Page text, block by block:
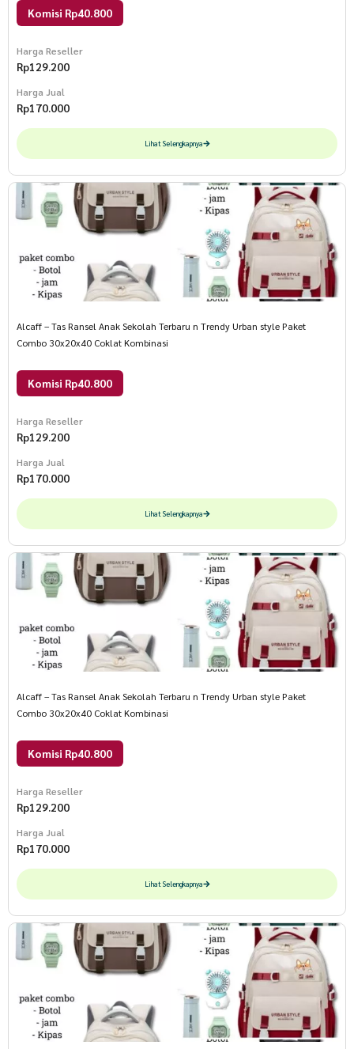
Komisi Rp40.800
Harga Reseller
Rp129.200
Harga Jual
Rp170.000
Lihat Selengkapnya
Alcaff – Tas Ransel Anak Sekolah Terbaru n Trendy Urban style Paket
Combo 30x20x40 Coklat Kombinasi
Komisi Rp40.800
Harga Reseller
Rp129.200
Harga Jual
Rp170.000
Lihat Selengkapnya
Alcaff – Tas Ransel Anak Sekolah Terbaru n Trendy Urban style Paket
Combo 30x20x40 Coklat Kombinasi
Komisi Rp40.800
Harga Reseller
Rp129.200
Harga Jual
Rp170.000
Lihat Selengkapnya